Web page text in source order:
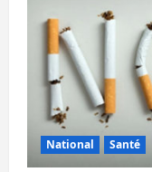
National Santé